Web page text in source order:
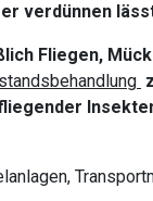
verdünnen
Fliegen,